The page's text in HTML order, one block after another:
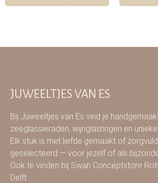
JUWEELTJES VAN ES
Bij Juweeltjes van Es vind je
zeeglassieraden, wijnglasringen en
Elk stuk is met liefde gemaakt of
geselecteerd — voor jezelf of als
Ook te vinden bij Swan Conceptstore
Delft.